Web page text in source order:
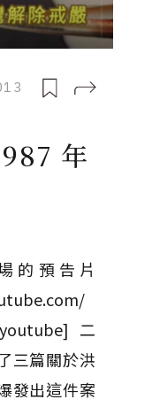
年
的預告片
二
三篇關於洪
發出這件案